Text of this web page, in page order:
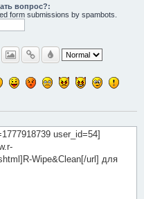
вопрос?:
form submissions by spambots.